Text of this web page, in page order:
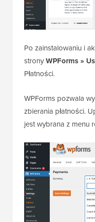
Po zainstalowaniu i
stronyWPForms »
Płatności.
WPForms pozwala
zbierania płatności.
jest wybrana z menu